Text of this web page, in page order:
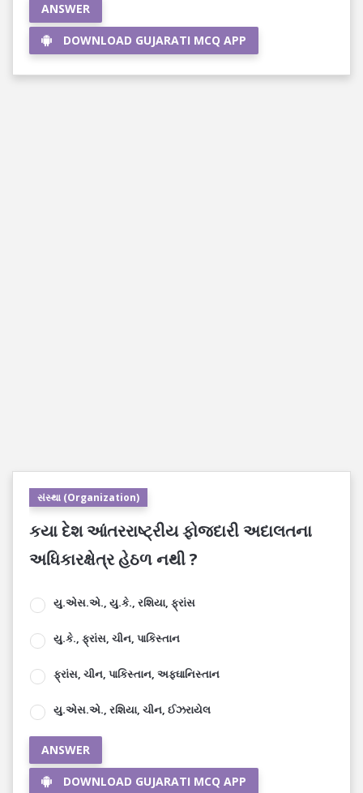
ANSWER
DOWNLOAD GUJARATI MCQ APP
સંસ્થા (Organization)
કયા દેશ આંતરરાષ્ટ્રીય ફોજદારી અદાલતના
અધિકારક્ષેત્ર હેઠળ નથી ?
યુ.એસ.એ., યુ.કે., રશિયા, ફ્રાંસ
યુ.કે., ફ્રાંસ, ચીન, પાકિસ્તાન
ફ્રાંસ, ચીન, પાકિસ્તાન, અફઘાનિસ્તાન
યુ.એસ.એ., રશિયા, ચીન, ઈઝરાયેલ
ANSWER
DOWNLOAD GUJARATI MCQ APP